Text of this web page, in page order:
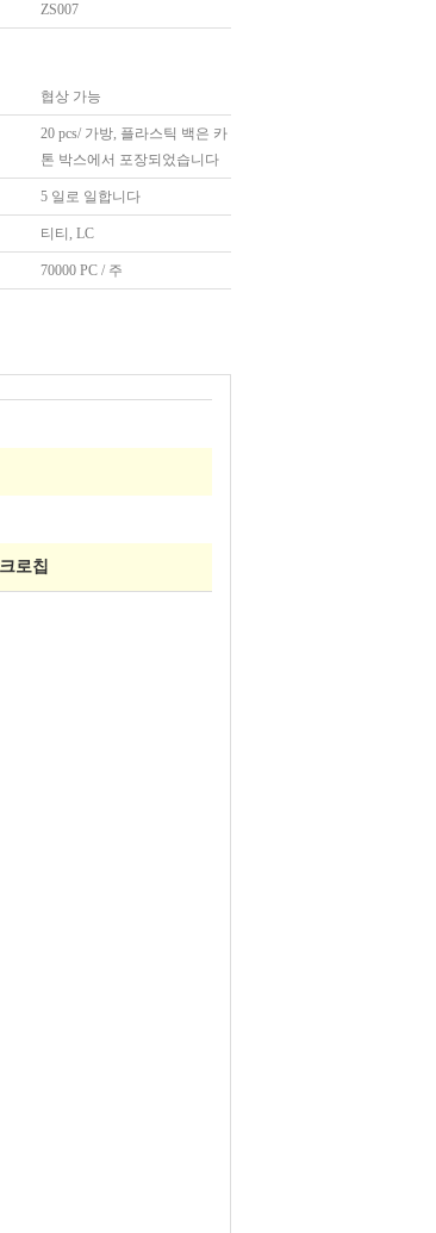
ZS007
협상 가능
20 pcs/ 가방, 플라스틱 백은 카
톤 박스에서 포장되었습니다
5 일로 일합니다
티티, LC
70000 PC / 주
로칩